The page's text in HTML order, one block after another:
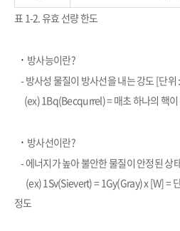
표 1-2. 유효 선량 한도
​· 방사능이란?
-방사성 물질이 방사선을 내는 강도 [단
(ex) 1Bq(Becqurrel) = 매초 하나의 핵
​· 방사선이란?
-에너지가 높아 불안한 물질이 안정된 상
(ex) 1Sv(Sievert) = 1Gy(Gray) x [W] =
정도